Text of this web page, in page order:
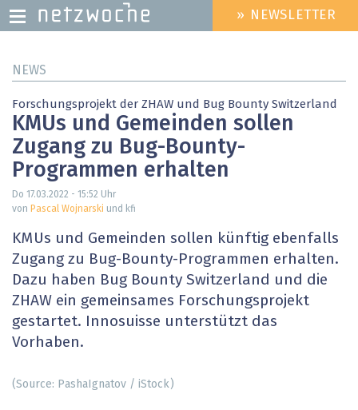
zum
HEADER
MENU
» NEWSLETTER
NEWS
Forschungsprojekt der ZHAW und Bug Bounty Switzerland
KMUs und Gemeinden sollen
Zugang zu Bug-Bounty-
Programmen erhalten
Do 17.03.2022 - 15:52 Uhr
von Pascal Wojnarski und kfi
KMUs und Gemeinden sollen künftig ebenfalls
Zugang zu Bug-Bounty-Programmen erhalten.
Dazu haben Bug Bounty Switzerland und die
ZHAW ein gemeinsames Forschungsprojekt
gestartet. Innosuisse unterstützt das
Vorhaben.
(Source: PashaIgnatov / iStock)